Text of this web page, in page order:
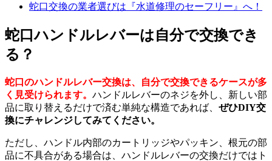
蛇口交換の業者選びは『水道修理のセーフリー』へ！
蛇口ハンドルレバーは自分で交換でき
る？
蛇口のハンドルレバー交換は、自分で交換できるケースが多
く見受けられます。 ハンドルレバーのネジを外し、新しい部
品に取り替えるだけで済む単純な構造であれば、 ぜひDIY交
換にチャレンジしてみてください。
ただし、ハンドル内部のカートリッジやパッキン、根元の部
品に不具合がある場合は、ハンドルレバーの交換だけではト